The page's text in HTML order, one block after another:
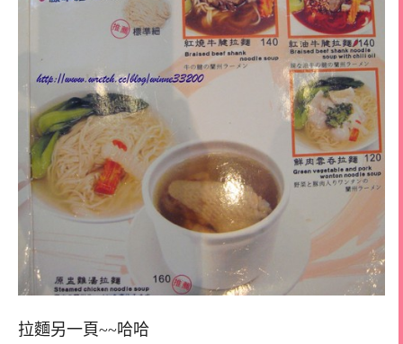
拉麵另一頁~~哈哈